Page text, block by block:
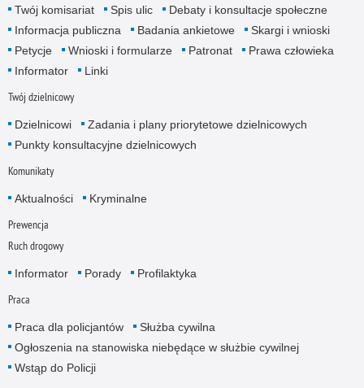
Twój komisariat Spis ulic
Debaty i konsultacje społeczne
Informacja publiczna
Badania ankietowe
Skargi i wnioski
Petycje
Wnioski i formularze Patronat
Prawa człowieka
Informator
Linki
Twój dzielnicowy
Dzielnicowi
Zadania i plany priorytetowe dzielnicowych
Punkty konsultacyjne dzielnicowych
Komunikaty
Aktualności Kryminalne
Prewencja
Ruch drogowy
Informator Porady Profilaktyka
Praca
Praca dla policjantów
Służba cywilna
Ogłoszenia na stanowiska niebędące w służbie cywilnej
Wstąp do Policji